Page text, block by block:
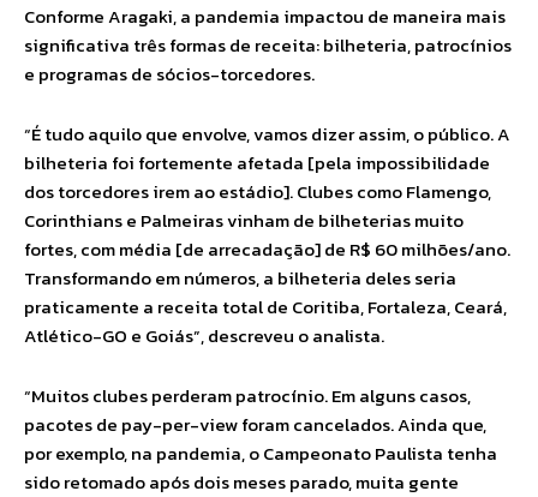
Conforme Aragaki, a pandemia impactou de maneira mais
significativa três formas de receita: bilheteria, patrocínios
e programas de sócios-torcedores.
“É tudo aquilo que envolve, vamos dizer assim, o público. A
bilheteria foi fortemente afetada [pela impossibilidade
dos torcedores irem ao estádio]. Clubes como Flamengo,
Corinthians e Palmeiras vinham de bilheterias muito
fortes, com média [de arrecadação] de R$ 60 milhões/ano.
Transformando em números, a bilheteria deles seria
praticamente a receita total de Coritiba, Fortaleza, Ceará,
Atlético-GO e Goiás”, descreveu o analista.
“Muitos clubes perderam patrocínio. Em alguns casos,
pacotes de pay-per-view foram cancelados. Ainda que,
por exemplo, na pandemia, o Campeonato Paulista tenha
sido retomado após dois meses parado, muita gente